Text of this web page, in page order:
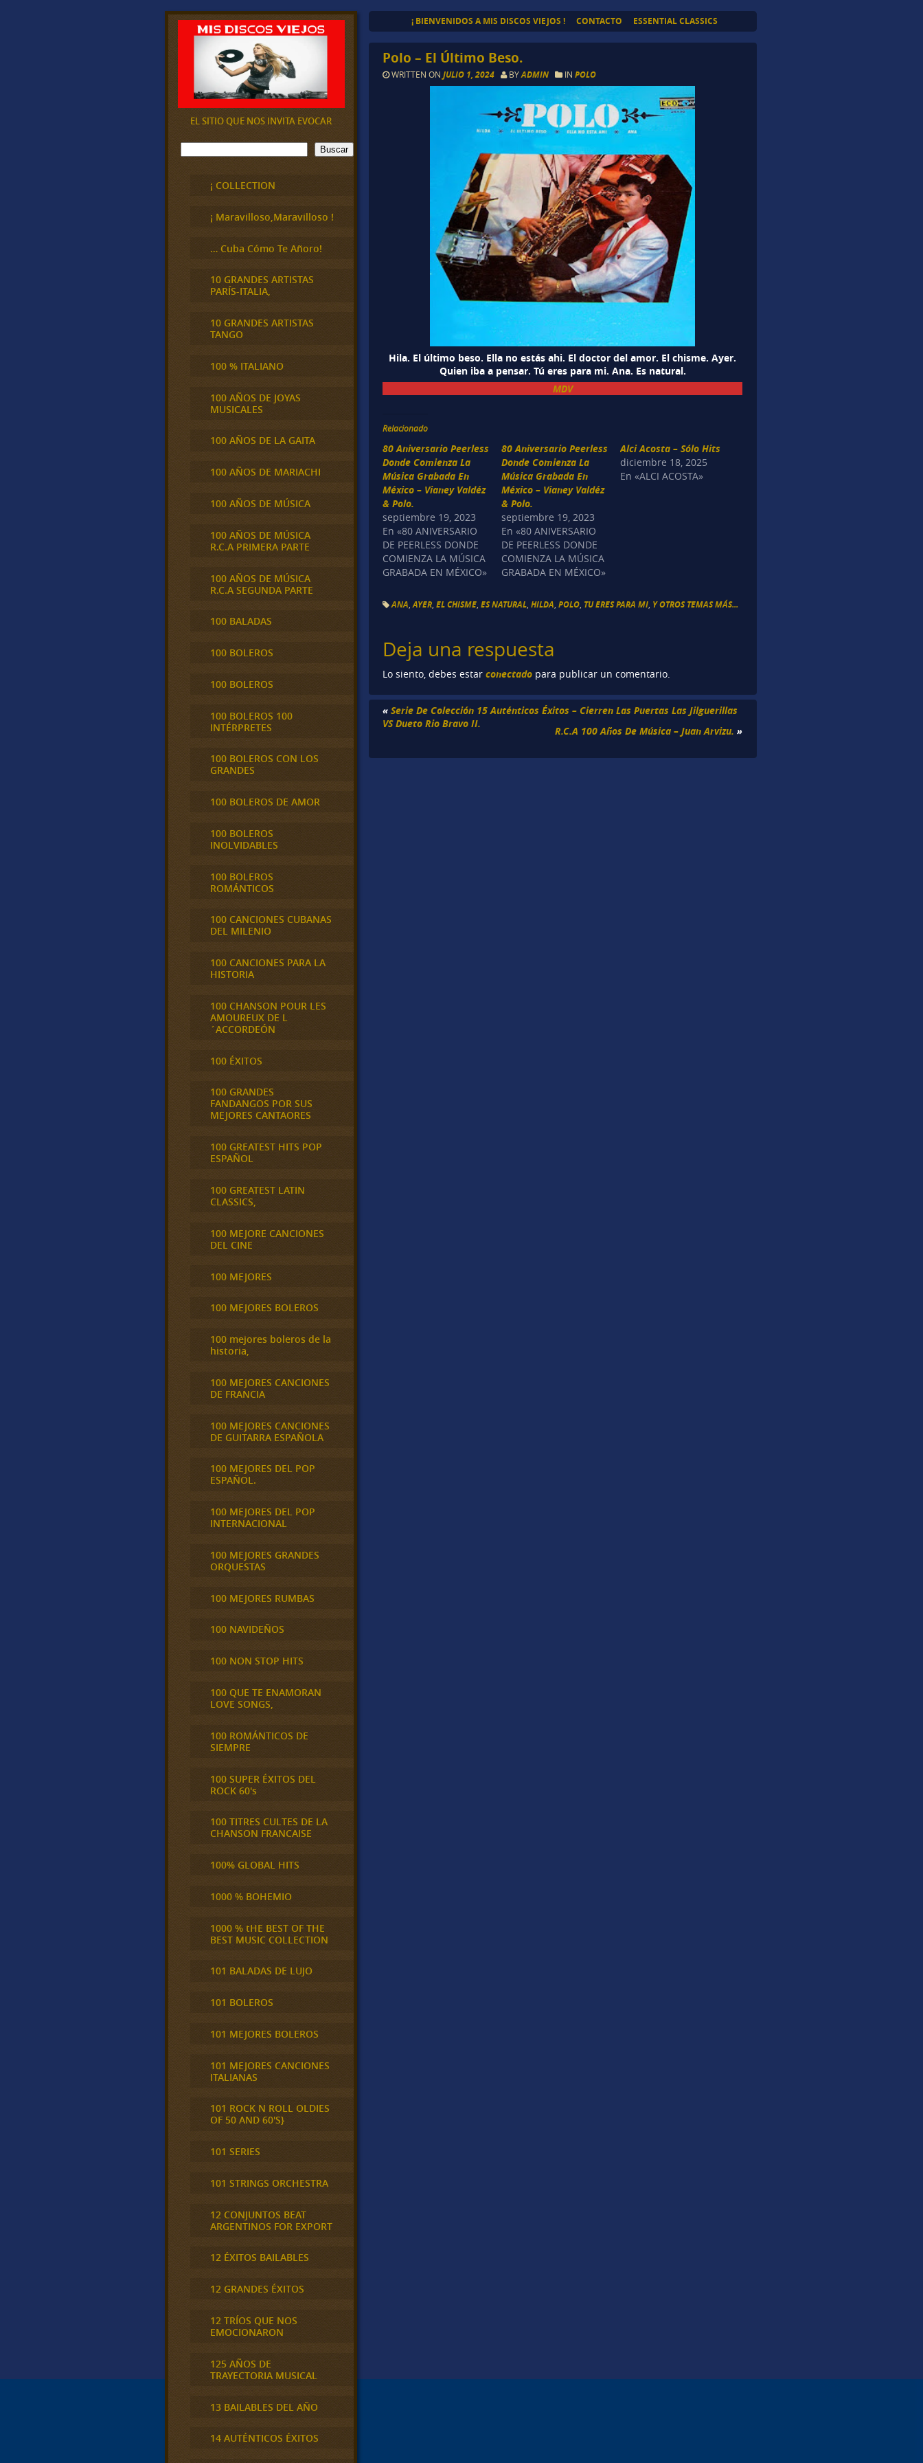
¡ BIENVENIDOS A MIS DISCOS VIEJOS ! CONTACTO ESSENTIAL CLASSICS
Polo – El Último Beso.
WRITTEN ONJULIO 1, 2024 BYADMIN INPOLO
Hila. El último beso. Ella no estás ahi. El doctor del amor. El chisme. Ayer.
Quien iba a pensar. Tú eres para mi. Ana. Es natural.
MDV
Relacionado
80 Aniversario Peerless
Donde Comienza La
Música Grabada En
México – Vianey Valdéz
& Polo.
septiembre 19, 2023
En «80 ANIVERSARIO
DE PEERLESS DONDE
COMIENZA LA MÚSICA
GRABADA EN MÉXICO»
80 Aniversario Peerless
Donde Comienza La
Música Grabada En
México – Vianey Valdéz
& Polo.
septiembre 19, 2023
En «80 ANIVERSARIO
DE PEERLESS DONDE
COMIENZA LA MÚSICA
GRABADA EN MÉXICO»
Alci Acosta – Sólo Hits
diciembre 18, 2025
En «ALCI ACOSTA»
ANA ,AYER ,EL CHISME ,ES NATURAL ,HILDA ,POLO TU ERES PARA MI Y OTROS TEMAS MÁS...
Deja una respuesta
Lo siento, debes estarconectado para publicar un comentario.
«Serie De Colección 15 Auténticos Éxitos – Cierren Las Puertas Las Jilguerillas
VS Dueto Rio Bravo II.
R.C.A 100 Años De Música – Juan Arvizu. »
EL SITIO QUE NOS INVITA EVOCAR
B
u
Buscar
¡ COLLECTION
¡ Maravilloso,Maravilloso !
… Cuba Cómo Te Añoro!
10 GRANDES ARTISTAS
PARÍS-ITALIA,
10 GRANDES ARTISTAS
TANGO
100 % ITALIANO
100 AÑOS DE JOYAS
MUSICALES
100 AÑOS DE LA GAITA
100 AÑOS DE MARIACHI
100 AÑOS DE MÚSICA
100 AÑOS DE MÚSICA
R.C.A PRIMERA PARTE
100 AÑOS DE MÚSICA
R.C.A SEGUNDA PARTE
100 BALADAS
100 BOLEROS
100 BOLEROS
100 BOLEROS 100
INTÉRPRETES
100 BOLEROS CON LOS
GRANDES
100 BOLEROS DE AMOR
100 BOLEROS
INOLVIDABLES
100 BOLEROS
ROMÁNTICOS
100 CANCIONES CUBANAS
DEL MILENIO
100 CANCIONES PARA LA
HISTORIA
100 CHANSON POUR LES
AMOUREUX DE L
´ACCORDEÓN
100 ÉXITOS
100 GRANDES
FANDANGOS POR SUS
MEJORES CANTAORES
100 GREATEST HITS POP
ESPAÑOL
100 GREATEST LATIN
CLASSICS,
100 MEJORE CANCIONES
DEL CINE
100 MEJORES
100 MEJORES BOLEROS
100 mejores boleros de la
historia,
100 MEJORES CANCIONES
DE FRANCIA
100 MEJORES CANCIONES
DE GUITARRA ESPAÑOLA
100 MEJORES DEL POP
ESPAÑOL.
100 MEJORES DEL POP
INTERNACIONAL
100 MEJORES GRANDES
ORQUESTAS
100 MEJORES RUMBAS
100 NAVIDEÑOS
100 NON STOP HITS
100 QUE TE ENAMORAN
LOVE SONGS,
100 ROMÁNTICOS DE
SIEMPRE
100 SUPER ÉXITOS DEL
ROCK 60's
100 TITRES CULTES DE LA
CHANSON FRANCAISE
100% GLOBAL HITS
1000 % BOHEMIO
1000 % tHE BEST OF THE
BEST MUSIC COLLECTION
101 BALADAS DE LUJO
101 BOLEROS
101 MEJORES BOLEROS
101 MEJORES CANCIONES
ITALIANAS
101 ROCK N ROLL OLDIES
OF 50 AND 60'S}
101 SERIES
101 STRINGS ORCHESTRA
12 CONJUNTOS BEAT
ARGENTINOS FOR EXPORT
12 ÉXITOS BAILABLES
12 GRANDES ÉXITOS
12 TRÍOS QUE NOS
EMOCIONARON
125 AÑOS DE
TRAYECTORIA MUSICAL
13 BAILABLES DEL AÑO
14 AUTÉNTICOS ÉXITOS